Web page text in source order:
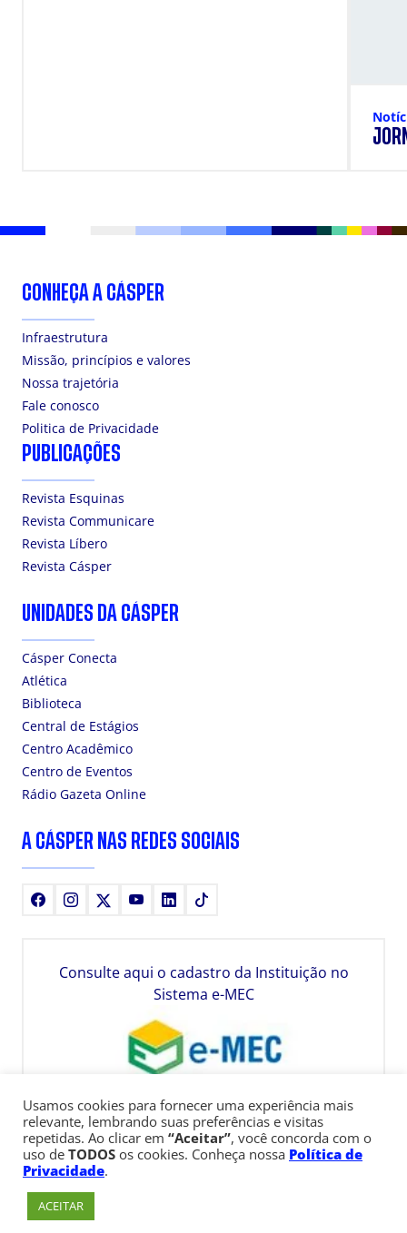
CONHEÇA A CÁSPER
Infraestrutura
Missão, princípios e valores
Nossa trajetória
Fale conosco
Politica de Privacidade
PUBLICAÇÕES
Revista Esquinas
Revista Communicare
Revista Líbero
Revista Cásper
UNIDADES DA CÁSPER
Cásper Conecta
Atlética
Biblioteca
Central de Estágios
Centro Acadêmico
Centro de Eventos
Rádio Gazeta Online
A CÁSPER NAS REDES SOCIAIS
FacebookInstagram YoutubeLinkedIn
Consulte aqui o cadastro da Instituição no
Sistema e-MEC
Usamos cookies para fornecer uma experiência mais
relevante, lembrando suas preferências e visitas
repetidas. Ao clicar em “Aceitar”, você concorda com o
uso de TODOS os cookies. Conheça nossa Política de
Privacidade.
ACEITAR